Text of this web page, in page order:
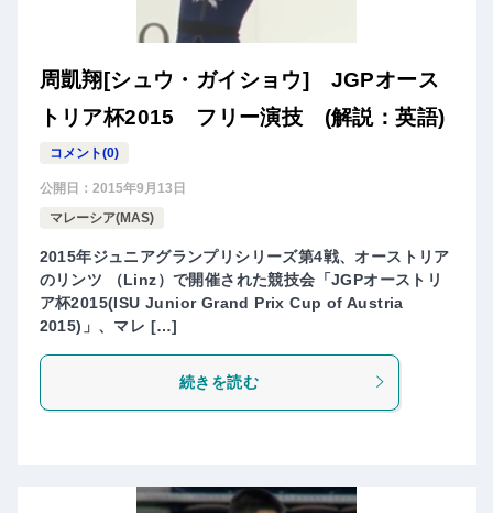
周凱翔[シュウ・ガイショウ] JGPオース
トリア杯2015 フリー演技 (解説：英語)
コメント(0)
公開日： 2015年9月13日
マレーシア(MAS)
2015年ジュニアグランプリシリーズ第4戦、オーストリア
のリンツ （Linz）で開催された競技会「JGPオーストリ
ア杯2015(ISU Junior Grand Prix Cup of Austria
2015)」、マレ […]
続きを読む